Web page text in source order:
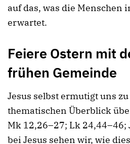
auf das, was die Menschen
erwartet.
Feiere Ostern mit
frühen Gemeinde
Jesus selbst ermutigt uns
thematischen Überblick
Mk 12,26–27; Lk 24,44–46;
bei Jesus sehen wir, wie